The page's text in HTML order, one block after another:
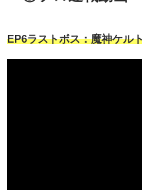
EP6ラストボス：魔神ケル